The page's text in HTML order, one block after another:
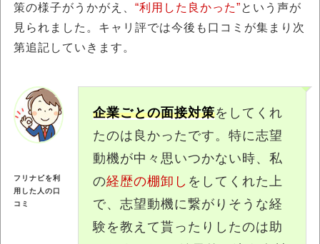
策の様子がうかがえ、 “利用した良かった”という声が
見られました。キャリ評では今後も口コミが集まり次
第追記していきます。
企業ごとの面接対策をしてくれ
たのは良かったです。特に志望
動機が中々思いつかない時、私
の経歴の棚卸し をしてくれた上
で、志望動機に繋がりそうな経
験を教えて貰ったりしたのは助
フリナビを利
用した人の口
コミ